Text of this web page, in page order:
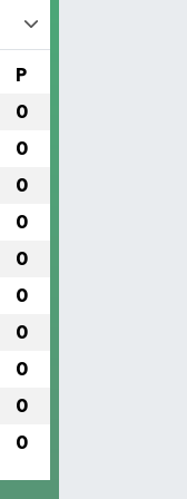
P
0
0
0
0
0
0
0
0
0
0